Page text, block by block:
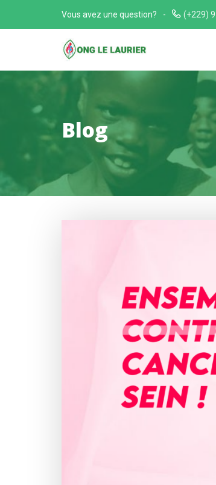
Vous avez une question? (+229)
Blog
Blog